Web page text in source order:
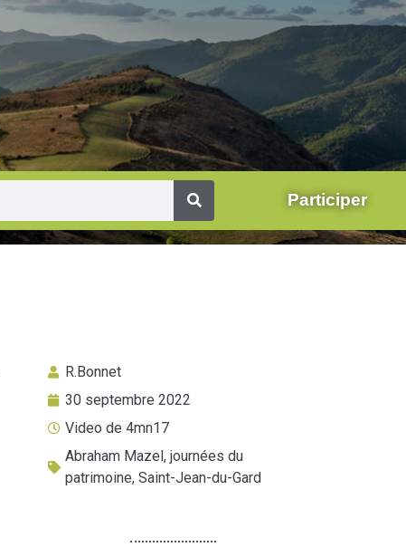
Participer
R.Bonnet
30 septembre 2022
Video de 4mn17
Abraham Mazel, journées du
patrimoine, Saint-Jean-du-Gard